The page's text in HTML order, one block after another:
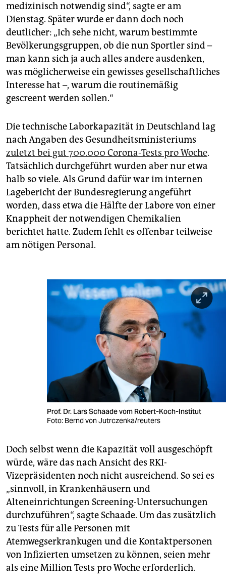
medizinisch notwendig sind“, sagte er am
Dienstag. Später wurde er dann doch noch
deutlicher: „Ich sehe nicht, warum bestimmte
Bevölkerungsgruppen, ob die nun Sportler sind –
man kann sich ja auch alles andere ausdenken,
was möglicherweise ein gewisses gesellschaftliches
Interesse hat –, warum die routinemäßig
gescreent werden sollen.“
Die technische Laborkapazität in Deutschland lag
nach Angaben des Gesundheitsministeriums
zuletzt bei gut 700.000 Corona-Tests pro Woche.
Tatsächlich durchgeführt wurden aber nur etwa
halb so viele. Als Grund dafür war im internen
Lagebericht der Bundesregierung angeführt
worden, dass etwa die Hälfte der Labore von einer
Knappheit der notwendigen Chemikalien
berichtet hatte. Zudem fehlt es offenbar teilweise
am nötigen Personal.
Prof. Dr. Lars Schaade vom Robert-Koch-Institut
Foto: Bernd von Jutrczenka/reuters
Doch selbst wenn die Kapazität voll ausgeschöpft
würde, wäre das nach Ansicht des RKI-
Vizepräsidenten noch nicht ausreichend. So sei es
„sinnvoll, in Krankenhäusern und
Alteneinrichtungen Screening-Untersuchungen
durchzuführen“, sagte Schaade. Um das zusätzlich
zu Tests für alle Personen mit
Atemwegserkrankugen und die Kontaktpersonen
von Infizierten umsetzen zu können, seien mehr
als eine Million Tests pro Woche erforderlich.